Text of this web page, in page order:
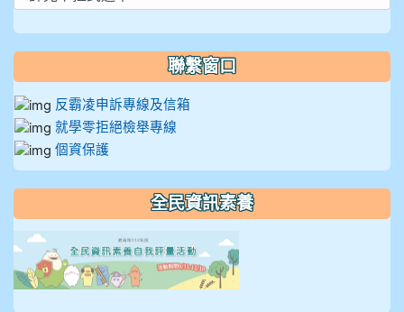
聯繫窗口
反霸凌申訴專線及信箱
就學零拒絕檢舉專線
個資保護
全民資訊素養